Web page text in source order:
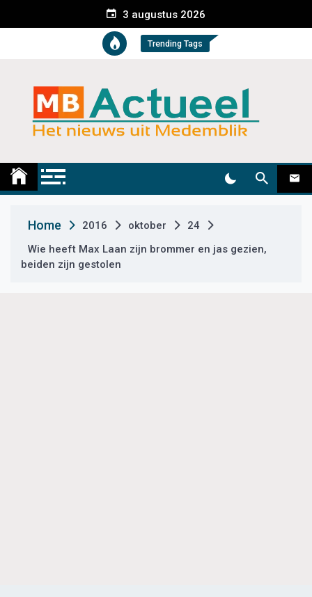
e
t
3 augustus 2026
Trending Tags
Medemblik Actueel
Home 2016 oktober
24
Wie heeft Max Laan zijn brommer en jas gezien,
beiden zijn gestolen